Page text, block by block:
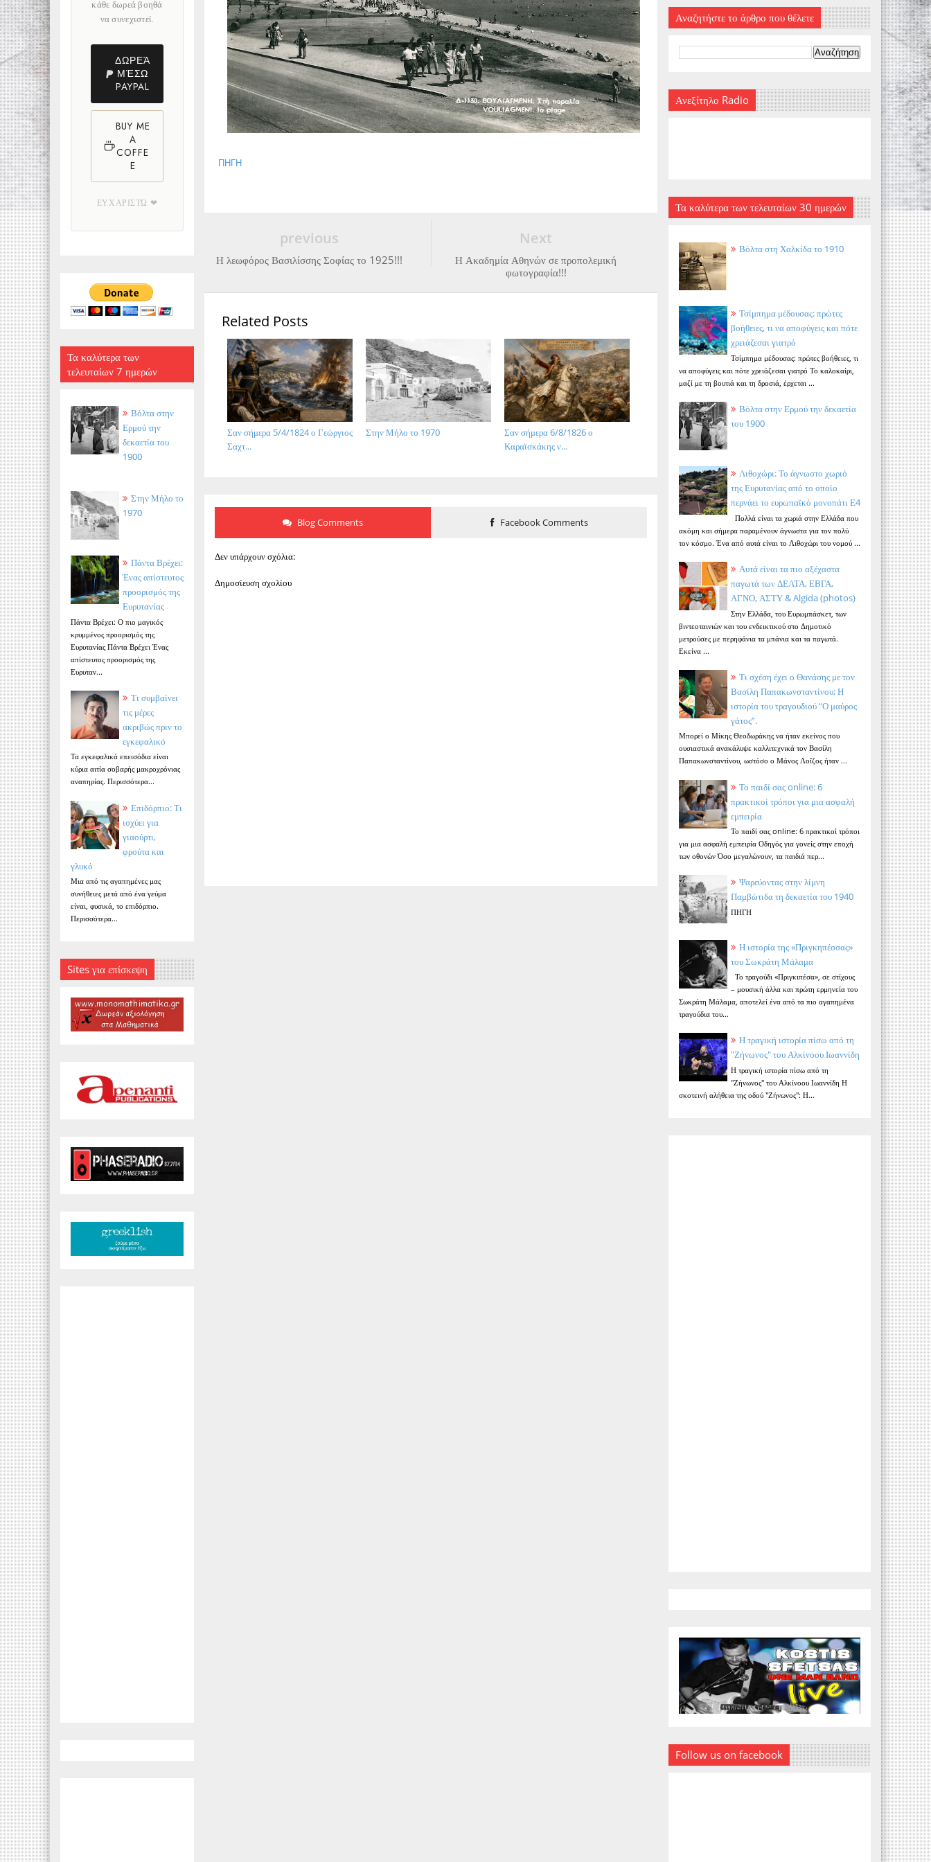
κάθε δωρεά βοηθά
να συνεχιστεί.
ΔΩΡΕΆ
ΜΈΣΩ
PAYPAL
BUY ME
A
COFFE
E
ΕΥΧΑΡΙΣΤΏ ❤
Τα καλύτερα των
τελευταίων 7 ημερών
Βόλτα στην
Ερμού την
δεκαετία του
1900
Στην Μήλο το
1970
Πάντα Βρέχει:
Ένας απίστευτος
προορισμός της
Ευρυτανίας
Πάντα Βρέχει: Ο πιο μαγικός
κρυμμένος προορισμός της
Ευρυτανίας Πάντα Βρέχει Ένας
απίστευτος προορισμός της
Ευρυταν...
Τι συμβαίνει
τις μέρες
ακριβώς πριν το
εγκεφαλικό
Τα εγκεφαλικά επεισόδια είναι
κύρια αιτία σοβαρής μακροχρόνιας
αναπηρίας. Περισσότερα...
Επιδόρπιο: Τι
ισχύει για
γιαούρτι,
φρούτα και
γλυκό
Μια από τις αγαπημένες μας
συνήθειες μετά από ένα γεύμα
είναι, φυσικά, το επιδόρπιο.
Περισσότερα...
Sites για επίσκεψη
ΠΗΓΗ
Next
Η Ακαδημία Αθηνών σε προπολεμική
φωτογραφία!!!
previous
Η λεωφόρος Βασιλίσσης Σοφίας το 1925!!!
Related Posts
Σαν σήμερα 6/8/1826 ο
Καραϊσκάκης ν...
Στην Μήλο το 1970
Σαν σήμερα 5/4/1824 ο Γεώργιος
Σαχτ...
Blog Comments Facebook Comments
Δεν υπάρχουν σχόλια:
Δημοσίευση σχολίου
Αναζητήστε το άρθρο που θέλετε
Ανεξίτηλο Radio
Τα καλύτερα των τελευταίων 30 ημερών
Βόλτα στη Χαλκίδα το 1910
Τσίμπημα μέδουσας: πρώτες
βοήθειες, τι να αποφύγεις και πότε
χρειάζεσαι γιατρό
Τσίμπημα μέδουσας: πρώτες βοήθειες, τι
να αποφύγεις και πότε χρειάζεσαι γιατρό Το καλοκαίρι,
μαζί με τη βουτιά και τη δροσιά, έρχεται ...
Βόλτα στην Ερμού την δεκαετία
του 1900
Λιθοχώρι: Το άγνωστο χωριό
της Ευρυτανίας από το οποίο
περνάει το ευρωπαϊκό μονοπάτι Ε4
Πολλά είναι τα χωριά στην Ελλάδα που
ακόμη και σήμερα παραμένουν άγνωστα για τον πολύ
τον κόσμο. Ένα από αυτά είναι το Λιθοχώρι του νομού ...
Αυτά είναι τα πιο αξέχαστα
παγωτά των ΔΕΛΤΑ, ΕΒΓΑ,
ΑΓΝΟ, ΑΣΤΥ & Algida (photos)
Στην Ελλάδα, του Ευρωμπάσκετ, των
βιντεοταινιών και του ενδεικτικού στο Δημοτικό
μετρούσες με περηφάνια τα μπάνια και τα παγωτά.
Εκείνα ...
Τι σχέση έχει ο Θανάσης με τον
Βασίλη Παπακωνσταντίνου; Η
ιστορία του τραγουδιού “Ο μαύρος
γάτος”.
Μπορεί ο Μίκης Θεοδωράκης να ήταν εκείνος που
ουσιαστικά ανακάλυψε καλλιτεχνικά τον Βασίλη
Παπακωνσταντίνου, ωστόσο ο Μάνος Λοΐζος ήταν ...
Το παιδί σας online: 6
πρακτικοί τρόποι για μια ασφαλή
εμπειρία
Το παιδί σας online: 6 πρακτικοί τρόποι
για μια ασφαλή εμπειρία Οδηγός για γονείς στην εποχή
των οθονών Όσο μεγαλώνουν, τα παιδιά περ...
Ψαρεύοντας στην λίμνη
Παμβώτιδα τη δεκαετία του 1940
ΠΗΓΗ
Η ιστορία της «Πριγκηπέσσας»
του Σωκράτη Μάλαμα
Το τραγούδι «Πριγκιπέσα», σε στίχους
– μουσική άλλα και πρώτη ερμηνεία του
Σωκράτη Μάλαμα, αποτελεί ένα από τα πιο αγαπημένα
τραγούδια του...
Η τραγική ιστορία πίσω από τη
"Ζήνωνος" του Αλκίνοου Ιωαννίδη
Η τραγική ιστορία πίσω από τη
"Ζήνωνος" του Αλκίνοου Ιωαννίδη Η
σκοτεινή αλήθεια της οδού "Ζήνωνος": Η...
Follow us on facebook